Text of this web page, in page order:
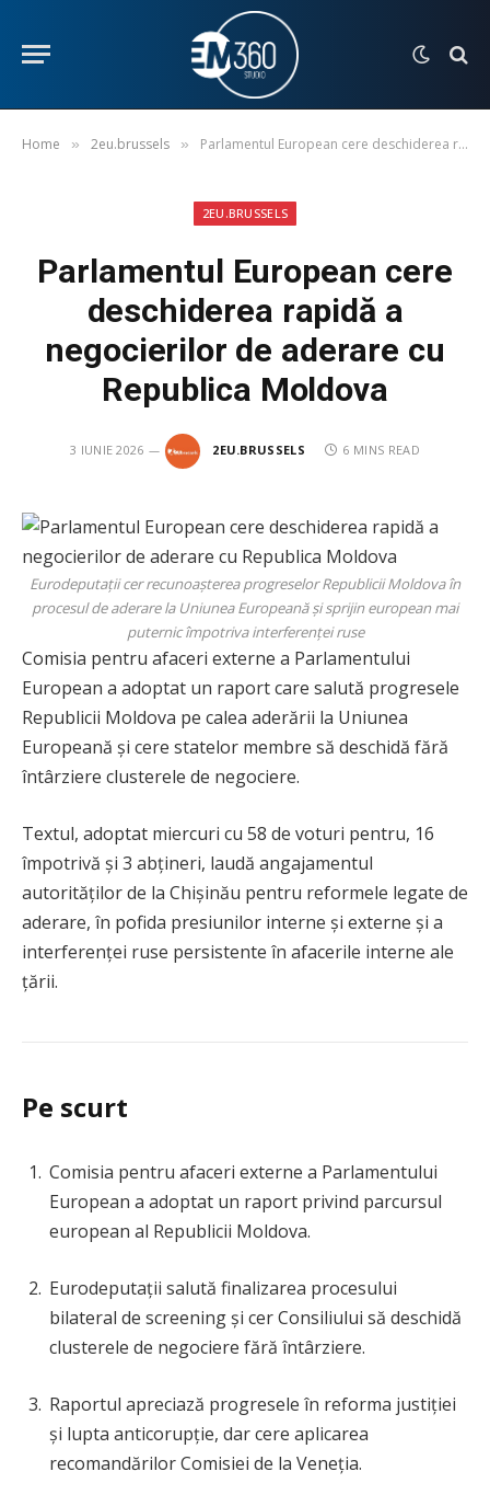
Home » 2eu.brussels » Parlamentul European cere deschiderea rapidă a negocierilor de aderare cu Republica Moldova
2EU.BRUSSELS
Parlamentul European cere
deschiderea rapidă a
negocierilor de aderare cu
Republica Moldova
3 IUNIE 2026 2EU.BRUSSELS 6 MINS READ
Eurodeputații cer recunoașterea progreselor Republicii Moldova în
procesul de aderare la Uniunea Europeană și sprijin european mai
puternic împotriva interferenței ruse
Comisia pentru afaceri externe a Parlamentului
European a adoptat un raport care salută progresele
Republicii Moldova pe calea aderării la Uniunea
Europeană și cere statelor membre să deschidă fără
întârziere clusterele de negociere.
Textul, adoptat miercuri cu 58 de voturi pentru, 16
împotrivă și 3 abțineri, laudă angajamentul
autorităților de la Chișinău pentru reformele legate de
aderare, în pofida presiunilor interne și externe și a
interferenței ruse persistente în afacerile interne ale
țării.
Pe scurt
Comisia pentru afaceri externe a Parlamentului
European a adoptat un raport privind parcursul
european al Republicii Moldova.
Eurodeputații salută finalizarea procesului
bilateral de screening și cer Consiliului să deschidă
clusterele de negociere fără întârziere.
Raportul apreciază progresele în reforma justiției
și lupta anticorupție, dar cere aplicarea
recomandărilor Comisiei de la Veneția.